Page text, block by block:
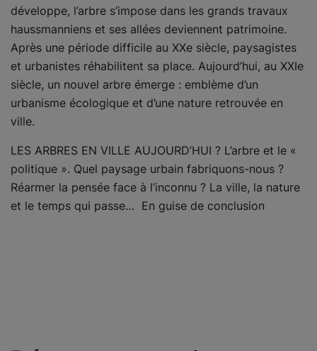
développe, l’arbre s’impose dans les grands travaux
haussmanniens et ses allées deviennent patrimoine.
Après une période difficile au XXe siècle, paysagistes
et urbanistes réhabilitent sa place. Aujourd’hui, au XXIe
siècle, un nouvel arbre émerge : emblème d’un
urbanisme écologique et d’une nature retrouvée en
ville.
LES ARBRES EN VILLE AUJOURD’HUI ? L’arbre et le «
politique ». Quel paysage urbain fabriquons-nous ?
Réarmer la pensée face à l’inconnu ? La ville, la nature
et le temps qui passe… En guise de conclusion